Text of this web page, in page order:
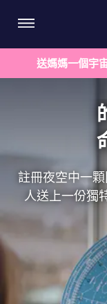
送媽媽一個宇
註冊夜空中一
人送上一份獨